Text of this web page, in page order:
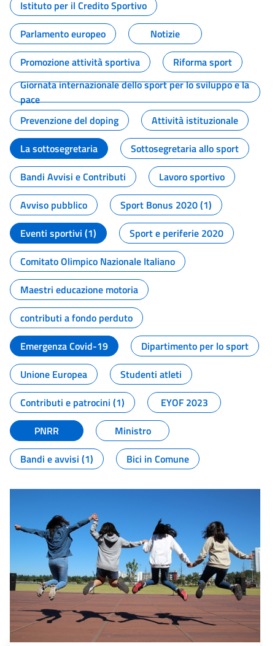
Istituto per il Credito Sportivo
Parlamento europeo
Notizie
Promozione attività sportiva
Riforma sport
Giornata internazionale dello sport per lo sviluppo e la
pace
Prevenzione del doping
Attività istituzionale
La sottosegretaria
Sottosegretaria allo sport
Bandi Avvisi e Contributi
Lavoro sportivo
Avviso pubblico
Sport Bonus 2020 (1)
Eventi sportivi (1)
Sport e periferie 2020
Comitato Olimpico Nazionale Italiano
Maestri educazione motoria
contributi a fondo perduto
Emergenza Covid-19
Dipartimento per lo sport
Unione Europea
Studenti atleti
Contributi e patrocini (1)
EYOF 2023
PNRR
Ministro
Bandi e avvisi (1)
Bici in Comune